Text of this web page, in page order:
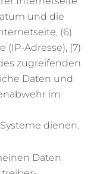
und die
(6)
Adresse), (7)
zugreifenden
Daten und
im
dienen.
Daten